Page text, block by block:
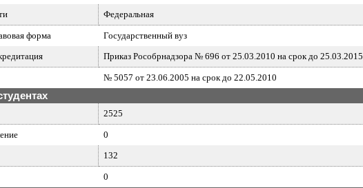
Федеральная
форма
Государственный вуз
Приказ Рособрнадзора № 696 от 25.03.2010 на срок до 25.03.2015
№ 5057 от 23.06.2005 на срок до 22.05.2010
2525
0
132
0